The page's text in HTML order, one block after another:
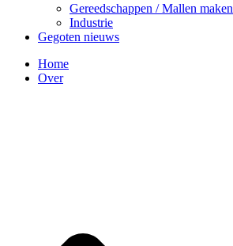
Gereedschappen / Mallen maken
Industrie
Gegoten nieuws
Home
Over